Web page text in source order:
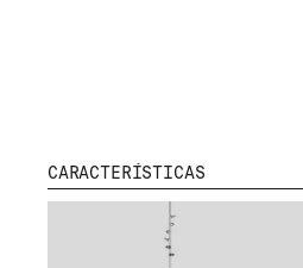
CARACTERÍSTICAS